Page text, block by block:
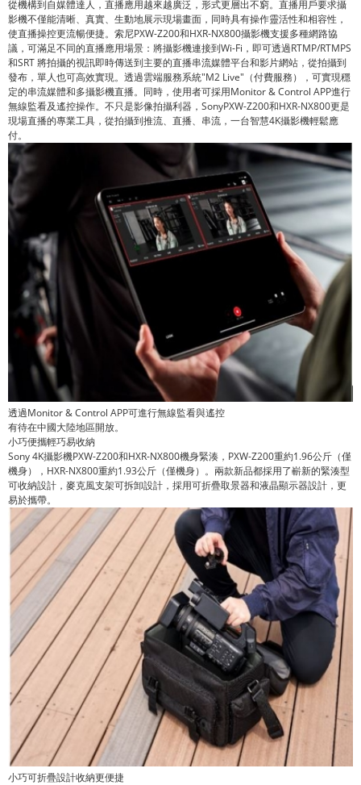
從機構到自媒體達人，直播應用越來越廣泛，形式更層出不窮。直播用戶要求攝
影機不僅能清晰、真實、生動地展示現場畫面，同時具有操作靈活性和相容性，
使直播操控更流暢便捷。索尼PXW-Z200和HXR-NX800攝影機支援多種網路協
議，可滿足不同的直播應用場景：將攝影機連接到Wi-Fi，即可透過RTMP/RTMPS
和SRT 將拍攝的視訊即時傳送到主要的直播串流媒體平台和影片網站，從拍攝到
發布，單人也可高效實現。透過雲端服務系統"M2 Live"（付費服務），可實現穩
定的串流媒體和多攝影機直播。同時，使用者可採用Monitor & Control APP進行
無線監看及遙控操作。不只是影像拍攝利器，SonyPXW-Z200和HXR-NX800更是
現場直播的專業工具，從拍攝到推流、直播、串流，一台智慧4K攝影機輕鬆應
付。
透過Monitor & Control APP可進行無線監看與遙控
有待在中國大陸地區開放。
小巧便攜輕巧易收納
Sony 4K攝影機PXW-Z200和HXR-NX800機身緊湊，PXW-Z200重約1.96公斤（僅
機身），HXR-NX800重約1.93公斤（僅機身）。兩款新品都採用了嶄新的緊湊型
可收納設計，麥克風支架可拆卸設計，採用可折疊取景器和液晶顯示器設計，更
易於攜帶。
小巧可折疊設計收納更便捷